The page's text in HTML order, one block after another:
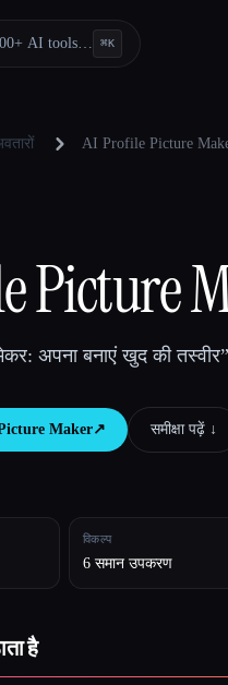
AI tools… ⌘K
AI Profile Picture
Picture
अपना बनाएं खुद की
Maker↗︎ समीक्षा पढ़ें ↓︎
विकल्प
6 समान उपकरण
है